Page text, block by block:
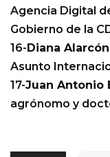
Agencia Digital
Gobierno de la
16-Diana
Asunto
17-Juan Antonio
agrónomo y